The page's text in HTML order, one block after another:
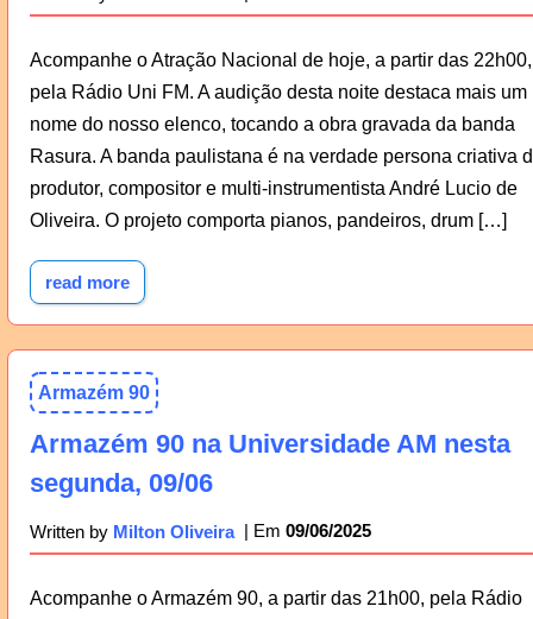
Acompanhe o Atração Nacional de hoje, a partir das 22h00,
pela Rádio Uni FM. A audição desta noite destaca mais um
nome do nosso elenco, tocando a obra gravada da banda
Rasura. A banda paulistana é na verdade persona criativa
produtor, compositor e multi-instrumentista André Lucio de
Oliveira. O projeto comporta pianos, pandeiros, drum […]
read more
Armazém 90
Armazém 90 na Universidade AM nesta
segunda, 09/06
Written by Milton Oliveira 09/06/2025
Acompanhe o Armazém 90, a partir das 21h00, pela Rádio